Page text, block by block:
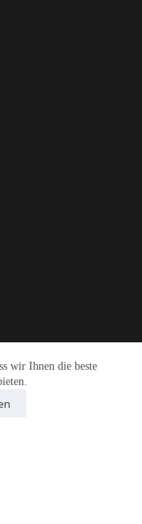
wir Ihnen die beste
lohnt